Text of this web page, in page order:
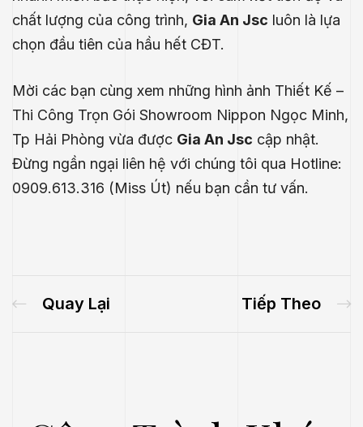
chất lượng của công trình, Gia An Jsc luôn là lựa
chọn đầu tiên của hầu hết CĐT.
Mời các bạn cùng xem những hình ảnh Thiết Kế –
Thi Công Trọn Gói Showroom Nippon Ngọc Minh,
Tp Hải Phòng vừa được Gia An Jsc cập nhật.
Đừng ngần ngại liên hệ với chúng tôi qua Hotline:
0909.613.316 (Miss Út) nếu bạn cần tư vấn.
Quay Lại Tiếp Theo